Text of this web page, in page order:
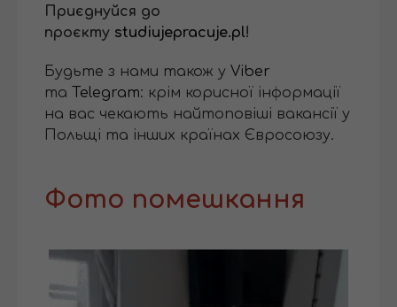
Приєднуйся до
проєкту studiujepracuje.pl!
Будьте з нами також у Viber
та
Telegram: крім корисної інформації
на вас чекають найтоповіші вакансії у
Польщі та інших країнах Євросоюзу.
Фото помешкання